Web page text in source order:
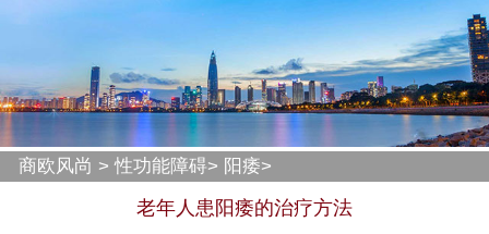
商欧风尚 >性功能障碍> 阳痿>
老年人患阳痿的治疗方法